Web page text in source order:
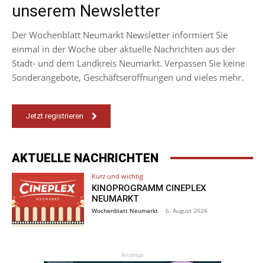
unserem Newsletter
Der Wochenblatt Neumarkt Newsletter informiert Sie
einmal in der Woche über aktuelle Nachrichten aus der
Stadt- und dem Landkreis Neumarkt. Verpassen Sie keine
Sonderangebote, Geschäftseröffnungen und vieles mehr.
Jetzt registrieren
AKTUELLE NACHRICHTEN
Kurz und wichtig
KINOPROGRAMM CINEPLEX
NEUMARKT
Wochenblatt Neumarkt - 6. August 2026
Anzeige